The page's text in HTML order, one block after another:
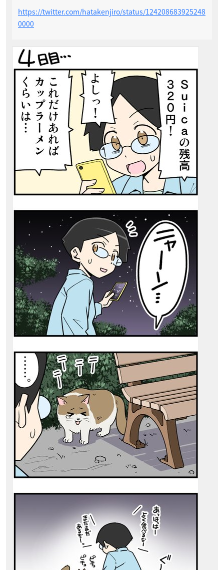
https://twitter.com/hatakenjiro/status/124208683925248
0000